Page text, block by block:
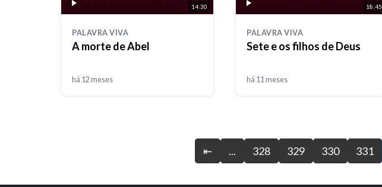
14:30
PALAVRA VIVA
A morte de Abel
há 12 meses
18:45
PALAVRA VIVA
Sete e os filhos de Deus
há 11 meses
⇤ ... 328 329 330 331